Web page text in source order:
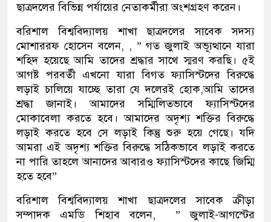
ছাত্রদলের বিভিন্ন পর্যায়ের নেতাকর্মীরা অংশগ্রহণ করেন।
বরিশাল বিশ্ববিদ্যালয় শাখা ছাত্রদলের সাবেক সদস্য
মোশাররফ হোসেন বলেন, , ” গত জুলাই অভ্যূত্থানে যারা
শহিদ হয়েছে আমি তাদের শ্রদ্ধার সাথে স্মরণ করছি। ৫ই
আগষ্ট পরবর্তী এখনো যারা বিগত ফ্যাসিস্টদের বিরুদ্ধে
লড়াই চালিয়ে যাচ্ছে তারা যে দলেরই হোক,আমি তাদের
শ্রদ্ধা জানাই। আমাদের সম্মিলিতভাবে ফ্যাসিস্টদের
মোকাবেলা করতে হবে। আমাদের অদৃশ্য শক্তির বিরুদ্ধে
লড়াই করতে হবে সে লড়াই কিন্তু শুরু হয়ে গেছে। যদি
আমরা এই অদৃশ্য শক্তির বিরুদ্ধে সঠিকভাবে লড়াই করতে
না পারি তাহলে আনাদের আবারও ফ্যাসিস্টদের কাছে জিম্মি
হতে হবে”
বরিশাল বিশ্ববিদ্যালয় শাখা ছাত্রদলের সাবেক ক্রীড়া
সম্পাদক এমডি শিহাব বলেন, ” জুলাই-আগস্টের